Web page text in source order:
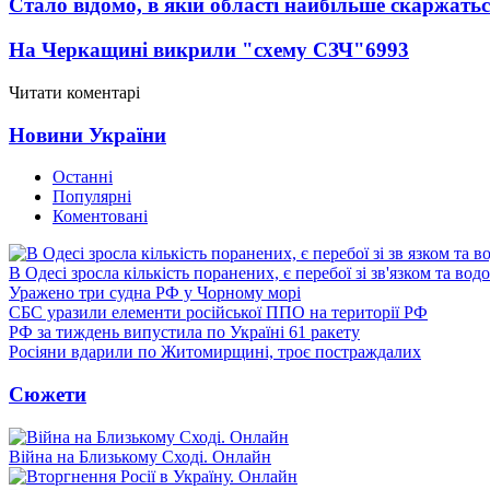
Стало відомо, в якій області найбільше
На Черкащині викрили "схему СЗЧ"6993
Читати коментарі
Новини України
Останні
Популярні
Коментовані
В Одесі зросла кількість поранених, є перебої зі зв'язком та
Уражено три судна РФ у Чорному морі
СБС уразили елементи російської ППО на території РФ
РФ за тиждень випустила по Україні 61 ракету
Росіяни вдарили по Житомирщині, троє постраждалих
Сюжети
Війна на Близькому Сході. Онлайн